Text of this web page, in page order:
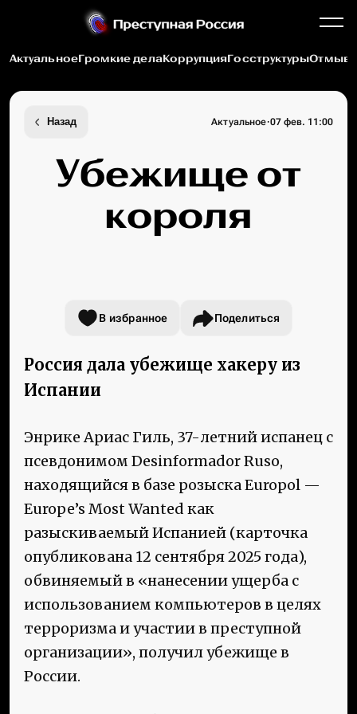
АктуальноеГромкие делаКоррупцияГосструктуры
Назад Актуальное·07 фев. 11:00
Убежище от
короля
В избранное Поделиться
Россия дала убежище хакеру из
Испании
Энрике Ариас Гиль, 37-летний испанец с
псевдонимом Desinformador Ruso,
находящийся в базе розыска Europol —
Europe’s Most Wanted как
разыскиваемый Испанией (карточка
опубликована 12 сентября 2025 года),
обвиняемый в «нанесении ущерба с
использованием компьютеров в целях
терроризма и участии в преступной
организации», получил убежище в
России.